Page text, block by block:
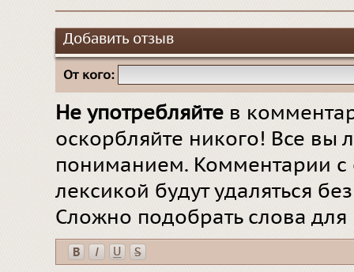
Добавить отзыв
От кого:
Не употребляйте в
оскорбляйте никого! Все вы
пониманием. Комментарии
лексикой будут удаляться
Сложно подобрать слова